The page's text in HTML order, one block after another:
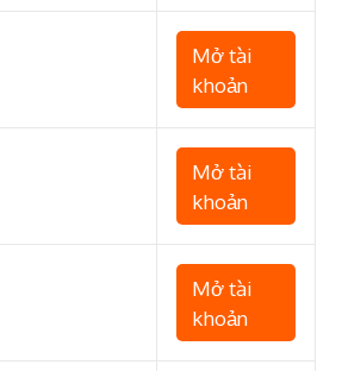
Mở tài
khoản
Mở tài
khoản
Mở tài
khoản